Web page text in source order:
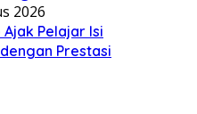
2026
Pelajar Isi
Prestasi